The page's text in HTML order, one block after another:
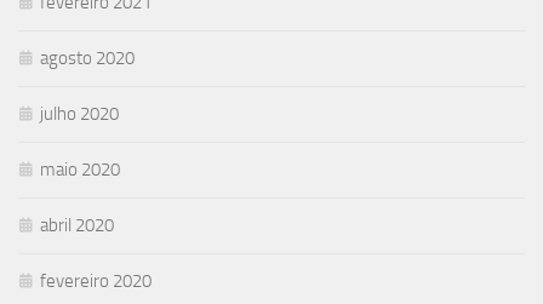
agosto 2020
julho 2020
maio 2020
abril 2020
fevereiro 2020